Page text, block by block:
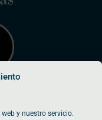
y nuestro servicio.